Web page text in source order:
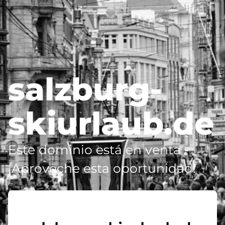
salzburg-
skiurlaub.de
Este dominio está en venta -
¡Aproveche esta oportunidad!